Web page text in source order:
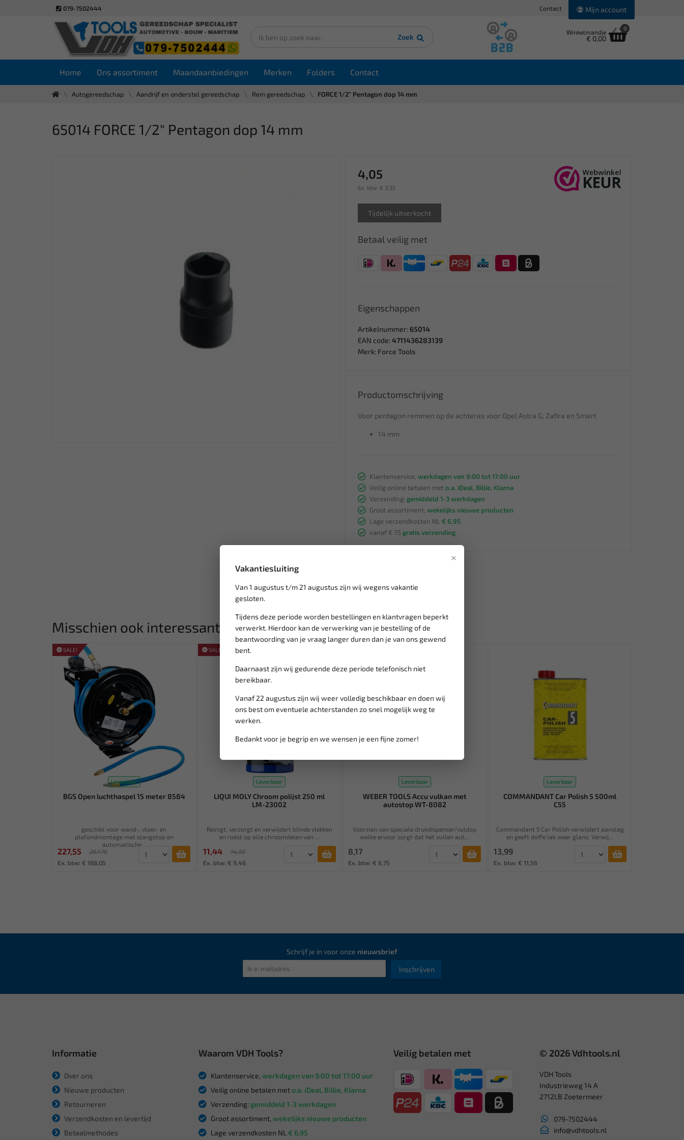
079-7502444 Contact Mijn account
Zoek
Winkelmandje
€ 0,00
0
Home Ons assortiment Maandaanbiedingen Merken Folders Contact
Autogereedschap Aandrijf en onderstel gereedschap Rem gereedschap FORCE 1/2" Pentagon dop 14 mm
×
Vakantiesluiting
Van 1 augustus t/m 21 augustus zijn wij wegens vakantie
gesloten.
Tijdens deze periode worden bestellingen en klantvragen beperkt
verwerkt. Hierdoor kan de verwerking van je bestelling of de
beantwoording van je vraag langer duren dan je van ons gewend
bent.
Daarnaast zijn wij gedurende deze periode telefonisch niet
bereikbaar.
Vanaf 22 augustus zijn wij weer volledig beschikbaar en doen wij
ons best om eventuele achterstanden zo snel mogelijk weg te
werken.
Bedankt voor je begrip en we wensen je een fijne zomer!
65014 FORCE 1/2" Pentagon dop 14 mm
4,05
Ex. btw: € 3,35
Tijdelijk uitverkocht
Betaal veilig met
Eigenschappen
Artikelnummer: 65014
EAN code: 4711436283139
Merk: Force Tools
Productomschrijving
Voor pentagon remmen op de achteras voor Opel Astra G, Zafira en Smart
14 mm
Klantenservice, werkdagen van 9:00 tot 17:00 uur
Veilig online betalen met o.a. iDeal, Billie, Klarna
Verzending: gemiddeld 1-3 werkdagen
Groot assortiment, wekelijks nieuwe producten
Lage verzendkosten NL € 6,95
vanaf € 75 gratis verzending
Misschien ook interessant:
SALE!
Leverbaar
BGS Open luchthaspel 15 meter 8584
geschikt voor wand-, vloer- en
plafondmontage met slangstop en
automatische...
227,55
267,70
Ex. btw: € 188,05
SALE!
Leverbaar
LIQUI MOLY Chroom polijst 250 ml
LM-23002
Reinigt, verzorgt en verwijdert blinde vlekken
en roest op alle chroomdelen van ...
11,44
14,30
Ex. btw: € 9,46
Leverbaar
WEBER TOOLS Accu vulkan met
autostop WT-8082
Voorzien van speciale drukdispenser/vuldop
welke ervoor zorgt dat het vullen aut...
8,17
Ex. btw: € 6,75
Leverbaar
COMMANDANT Car Polish 5 500ml
C55
Commandant 5 Car Polish verwijdert aanslag
en geeft doffe lak weer glans. Verwij...
13,99
Ex. btw: € 11,56
Schrijf je in voor onze nieuwsbrief
Inschrijven
Informatie
Over ons
Nieuwe producten
Retourneren
Verzendkosten en levertijd
Betaalmethodes
Waarom VDH Tools?
Klantenservice, werkdagen van 9:00 tot 17:00 uur
Veilig online betalen meto.a. iDeal, Billie, Klarna
Verzending: gemiddeld 1-3 werkdagen
Groot assortiment, wekelijks nieuwe producten
Lage verzendkosten NL € 6,95
Veilig betalen met © 2026 Vdhtools.nl
VDH Tools
Industrieweg 14 A
2712LB Zoetermeer
079-7502444
info@vdhtools.nl